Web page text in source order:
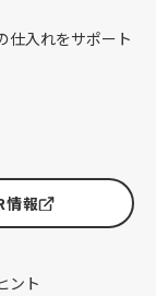
仕入れをサポート
情報
ント